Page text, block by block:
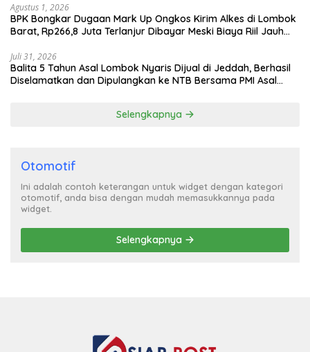
Agustus 1, 2026
BPK Bongkar Dugaan Mark Up Ongkos Kirim Alkes di Lombok
Barat, Rp266,8 Juta Terlanjur Dibayar Meski Biaya Riil Jauh
Juli 31, 2026
Balita 5 Tahun Asal Lombok Nyaris Dijual di Jeddah, Berhasil
Diselamatkan dan Dipulangkan ke NTB Bersama PMI Asal
Selengkapnya
Otomotif
Ini adalah contoh keterangan untuk widget dengan kategori
otomotif, anda bisa dengan mudah memasukkannya pada
widget.
Selengkapnya